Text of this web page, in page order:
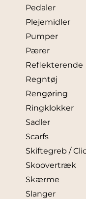
Pedaler
Plejemidler
Pumper
Pærer
Reflekterende
Regntøj
Rengøring
Ringklokker
Sadler
Scarfs
Skiftegreb /
Skoovertræk
Skærme
Slanger